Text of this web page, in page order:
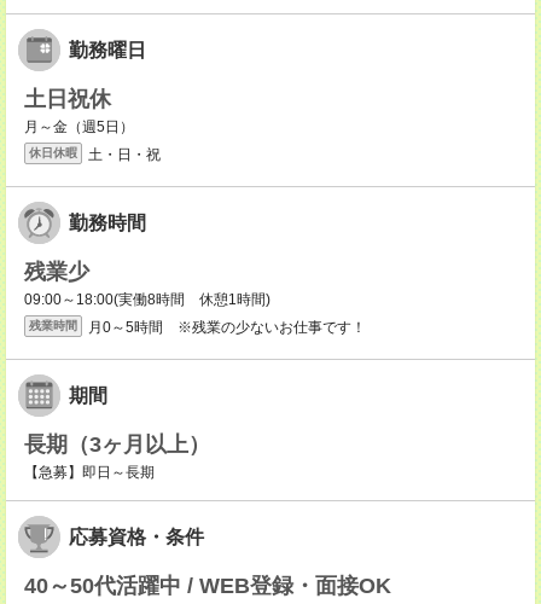
勤務曜日
土日祝休
月～金（週5日）
休日休暇 土・日・祝
勤務時間
残業少
09:00～18:00(実働8時間 休憩1時間)
残業時間 月0～5時間 ※残業の少ないお仕事です！
期間
長期（3ヶ月以上）
【急募】即日～長期
応募資格・条件
40～50代活躍中 / WEB登録・面接OK